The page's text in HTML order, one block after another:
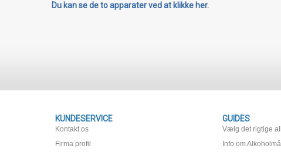
Du kan se de to apparater ved at klikke her.
KUNDESERVICE
Kontakt os
Firma profil
GUIDES
Vælg det rigtige
Info om